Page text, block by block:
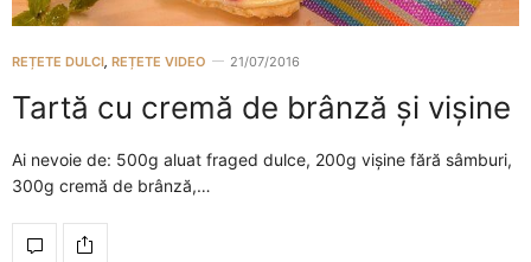
REȚETE DULCI, REȚETE VIDEO 21/07/2016
Tartă cu cremă de brânză și vișine
Ai nevoie de: 500g aluat fraged dulce, 200g vișine fără sâmburi,
300g cremă de brânză,…